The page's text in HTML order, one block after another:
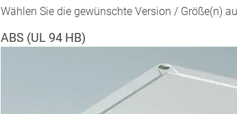
Wählen Sie die gewünschte Version / Größe(n)
ABS (UL 94 HB)